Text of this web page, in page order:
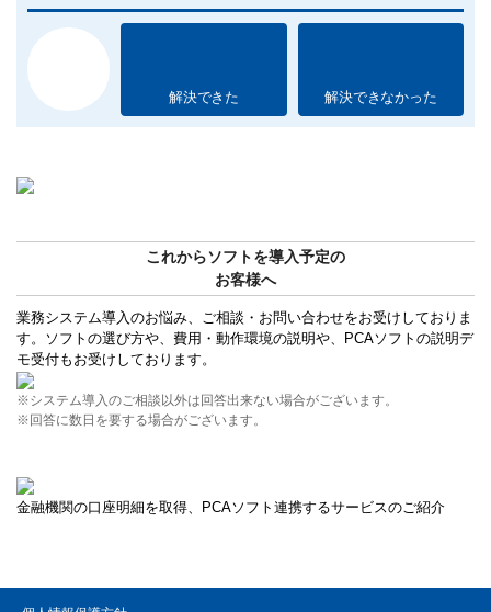
解決できた 解決できなかった
これからソフトを導入予定の
お客様へ
業務システム導入のお悩み、ご相談・お問い合わせをお受けしておりま
す。ソフトの選び方や、費用・動作環境の説明や、PCAソフトの説明デ
モ受付もお受けしております。
※システム導入のご相談以外は回答出来ない場合がございます。
※回答に数日を要する場合がございます。
金融機関の口座明細を取得、PCAソフト連携するサービスのご紹介